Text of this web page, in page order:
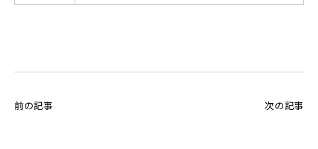
前の記事 次の記事